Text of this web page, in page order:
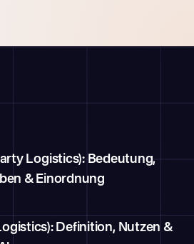
Logistics): Bedeutung,
& Einordnung
Definition, Nutzen &